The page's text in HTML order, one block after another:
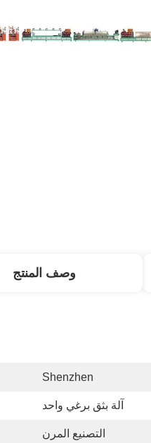
وصف المنتج
Shenzhen
آلة بثق برغي واحد
التصنيع المرن